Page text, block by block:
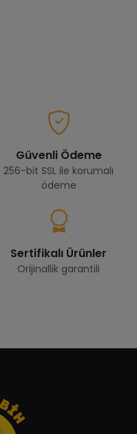
Güvenli Ödeme
256-bit SSL ile korumalı
ödeme
Sertifikalı Ürünler
Orijinallik garantili